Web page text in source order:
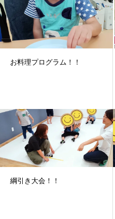
お料理プログラム！！
綱引き大会！！